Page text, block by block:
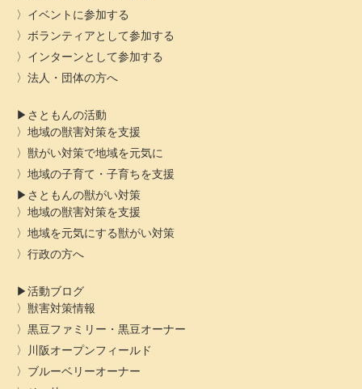
イベントに参加する
ボランティアとして参加する
インターンとして参加する
法人・団体の方へ
さともんの活動
地域の獣害対策を支援
獣がい対策で地域を元気に
地域の子育て・子育ちを支援
さともんの獣がい対策
地域の獣害対策を支援
地域を元気にする獣がい対策
行政の方へ
活動ブログ
獣害対策情報
黒豆ファミリー・黒豆オーナー
川阪オープンフィールド
ブルーベリーオーナー